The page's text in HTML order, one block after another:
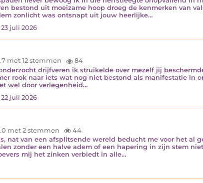
bestond uit moeizame hoop droeg de kenmerken van
zonlicht was ontsnapt uit jouw heerlijke…
23 juli 2026
met 12 stemmen
84
drijfveren ik struikelde over mezelf jij
rook naar iets wat nog niet bestond als manifestatie in
wel door verlegenheid…
22 juli 2026
met 2 stemmen
44
nat van een afsplitsende wereld beducht me voor het
zonder een halve adem of een hapering in zijn stem
mij het zinken verbiedt in alle…